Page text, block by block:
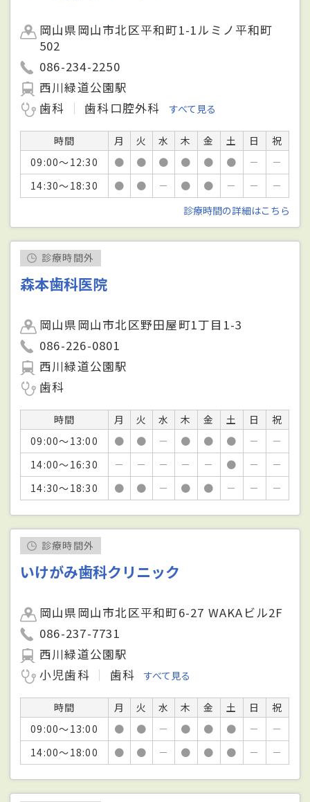
岡山県岡山市北区平和町1-1ルミノ平和町
502
086-234-2250
西川緑道公園駅
歯科
歯科口腔外科 すべて見る
時間 月 火 水 木 金 土 日
祝
09:00～12:30
● ● ● ● ● ● －
－
14:30～18:30
● ● － ● ● － －
－
診療時間の詳細はこちら
診療時間外
森本歯科医院
岡山県岡山市北区野田屋町1丁目1-3
086-226-0801
西川緑道公園駅
歯科
時間 月 火 水 木 金 土 日
祝
09:00～13:00
● ● － ● ● ● －
－
14:00～16:30
－ － － － － ● －
－
14:30～18:30
● ● － ● ● － － －
診療時間外
いけがみ歯科クリニック
岡山県岡山市北区平和町6-27 WAKAビル2F
086-237-7731
西川緑道公園駅
小児歯科
歯科 すべて見る
時間 月 火 水 木 金 土 日
祝
09:00～13:00
● ● － ● ● ● －
－
14:00～18:00
● ● － ● ● ● － －